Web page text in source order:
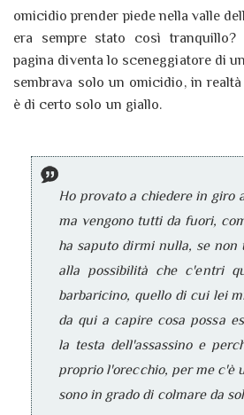
omicidio prender piede nella valle
era sempre stato così tranquillo?
pagina diventa lo sceneggiatore di
sembrava solo un omicidio, in
è di certo solo un giallo.
Ho provato a chiedere in giro
ma vengono tutti da fuori,
ha saputo dirmi nulla, se non
alla possibilità che c'entri
barbaricino, quello di cui lei
da qui a capire cosa possa
la testa dell'assassino e
proprio l'orecchio, per me c'è
sono in grado di colmare da